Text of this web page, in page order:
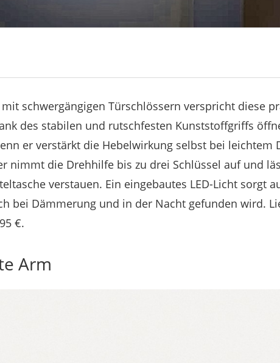
schwergängigen Türschlössern verspricht diese
des stabilen und rutschfesten Kunststoffgriffs
er verstärkt die Hebelwirkung selbst bei leichtem
nimmt die Drehhilfe bis zu drei Schlüssel auf und
verstauen. Ein eingebautes LED-Licht sorgt
bei Dämmerung und in der Nacht gefunden wird.
€.
Arm